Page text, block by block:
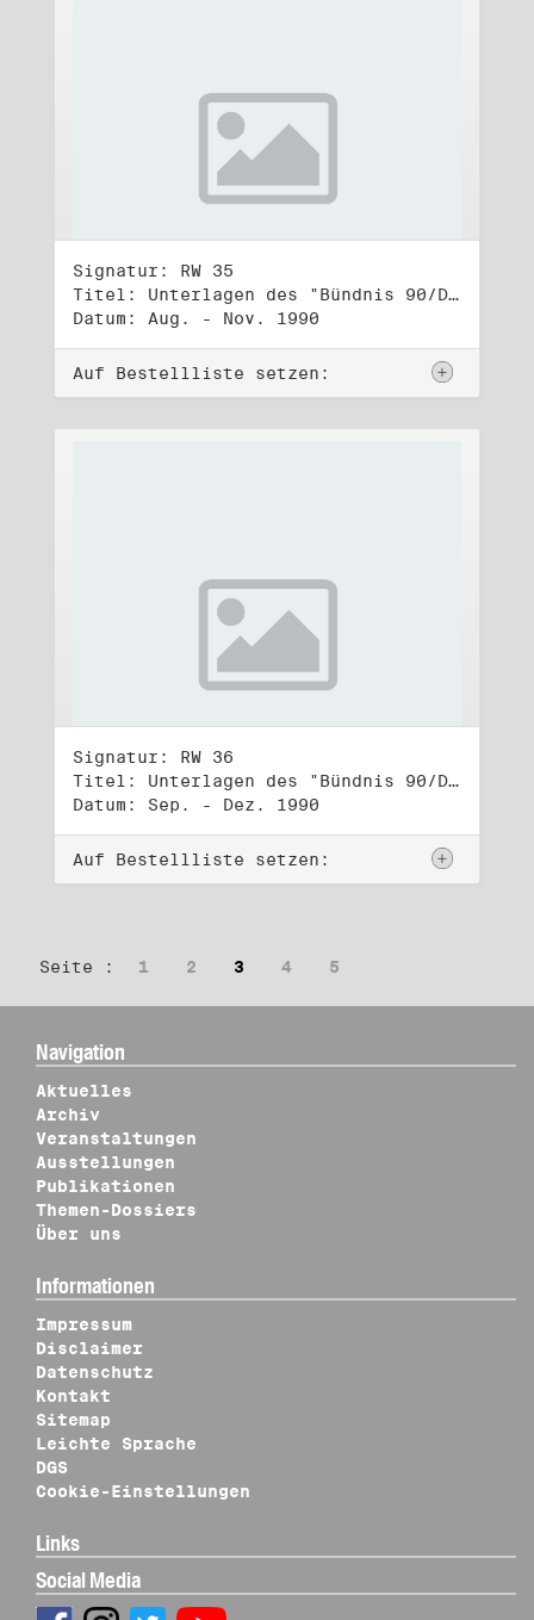
Signatur: RW 35
Titel: Unterlagen des "Bündnis 90/Die Grünen - BürgerInnenbewegung", Wahlbündnis zur Bundestagswahl am 2.12.1990 (3)
Datum: Aug. - Nov. 1990
Auf Bestellliste setzen:
Signatur: RW 36
Titel: Unterlagen des "Bündnis 90/Die Grünen - BürgerInnenbewegung", Wahlbündnis zur Bundestagswahl am 2.12.1990 (4)
Datum: Sep. - Dez. 1990
Auf Bestellliste setzen:
Seite : 1 2 3 4 5
Navigation
Aktuelles
Archiv
Veranstaltungen
Ausstellungen
Publikationen
Themen-Dossiers
Über uns
Informationen
Impressum
Disclaimer
Datenschutz
Kontakt
Sitemap
Leichte Sprache
DGS
Cookie-Einstellungen
Links
Social Media